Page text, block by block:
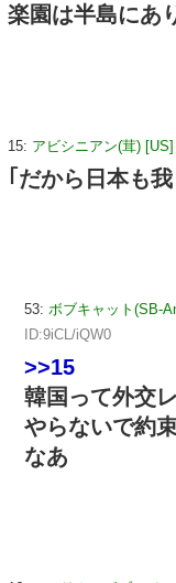
楽園は半島にあ
15: アビシニアン(茸) [US]
｢だから日本も
53: ボブキャット(SB-
ID:9iCL/iQW0
>>15
韓国って外交
やらないで約
なあ